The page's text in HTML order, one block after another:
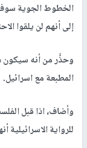
الخطوط الجوية سوف
إلى أنهم لن يلقوا
وحذَّر من أنه سيكون
المطبعة مع اسرائيل.
وأضاف، اذا قبل
للرواية الاسرائيلية